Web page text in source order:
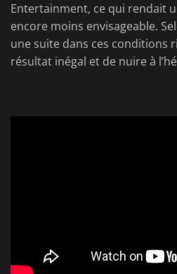
Entertainment, ce qui rendait
encore moins envisageable.
une suite dans ces conditions
résultat inégal et de nuire à